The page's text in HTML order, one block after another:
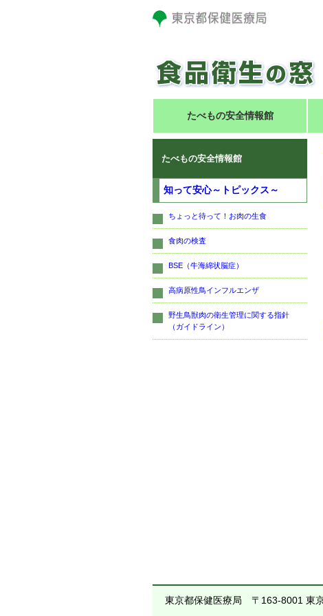
たべもの安全情報館
たべもの安全情報館
知って安心～トピックス～
ちょっと待って！お肉の生食
食肉の検査
BSE（牛海綿状脳症）
高病原性鳥インフルエンザ
野生鳥獣肉の衛生管理に関する指針
（ガイドライン）
東京都保健医療局 〒163-8001 東